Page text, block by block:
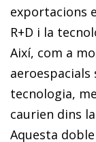
exporta­cions
R+D i la
Així, com a
aeroespacials
tecnologia,
caurien dins
Aquesta